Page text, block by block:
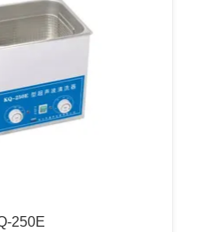
250E